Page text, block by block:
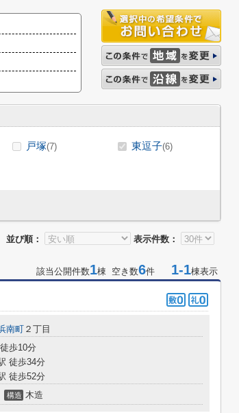
戸塚(7) 東逗子(6)
並び順： 表示件数：
該当公開件数1棟 空き数6件 1-1棟表示
南町 ２丁目
歩10分
徒歩34分
徒歩52分
構造 木造